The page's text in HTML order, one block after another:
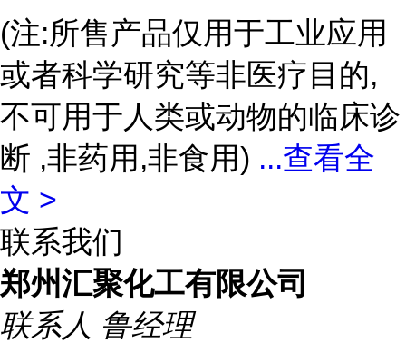
(注:所售产品仅用于工业应用
或者科学研究等非医疗目的,
不可用于人类或动物的临床诊
断 ,非药用,非食用) ...查看全
文 >
联系我们
郑州汇聚化工有限公司
联系人 鲁经理